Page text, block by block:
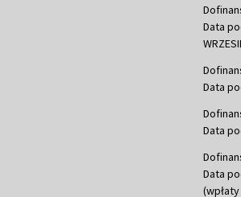
Data
Data
Data
Data